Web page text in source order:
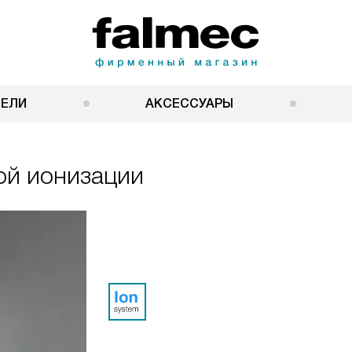
АКСЕССУАРЫ
ионизации